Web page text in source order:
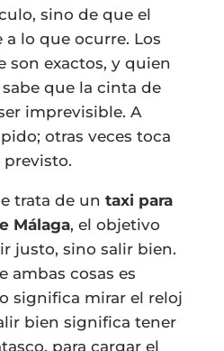
sino de que el
a lo que ocurre. Los
son exactos, y quien
que la cinta de
imprevisible. A
otras veces toca
previsto.
trata de un taxi para
Málaga, el objetivo
justo, sino salir bien.
ambas cosas es
significa mirar el reloj
bien significa tener
para cargar el